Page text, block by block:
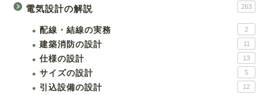
電気設計の解説 263
配線・結線の実務 2
建築消防の設計 11
仕様の設計 13
サイズの設計 5
引込設備の設計 12